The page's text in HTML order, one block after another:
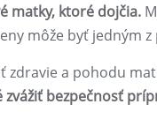
matky, ktoré dojčia.
môže byť jedným
zdravie a pohodu
zvážiť bezpečnosť